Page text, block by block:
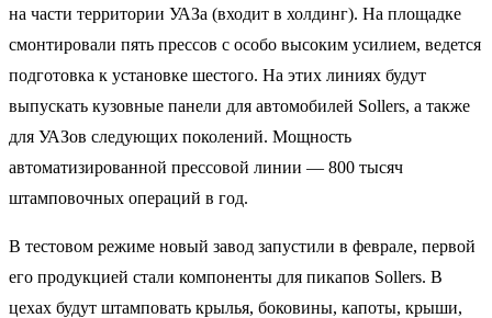
на части территории УАЗа (входит в холдинг). На площадке
смонтировали пять прессов с особо высоким усилием, ведется
подготовка к установке шестого. На этих линиях будут
выпускать кузовные панели для автомобилей Sollers, а также
для УАЗов следующих поколений. Мощность
автоматизированной прессовой линии — 800 тысяч
штамповочных операций в год.
В тестовом режиме новый завод запустили в феврале, первой
его продукцией стали компоненты для пикапов Sollers. В
цехах будут штамповать крылья, боковины, капоты, крыши,